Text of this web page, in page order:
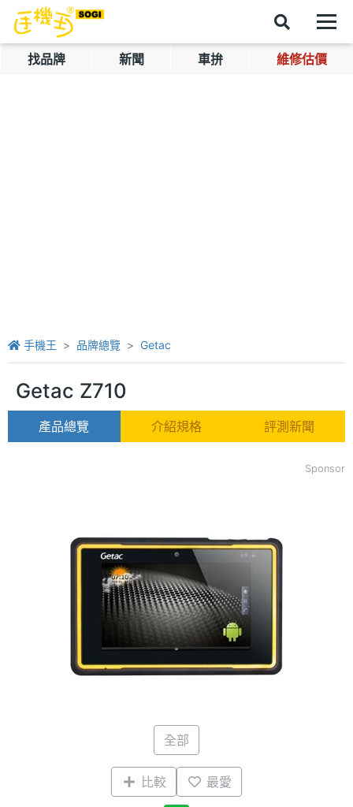
找品牌 新聞 車拚 維修估價
手機王 品牌總覽 Getac
Getac Z710
產品總覽 介紹規格 評測新聞
Sponsor
全部
比較 最愛